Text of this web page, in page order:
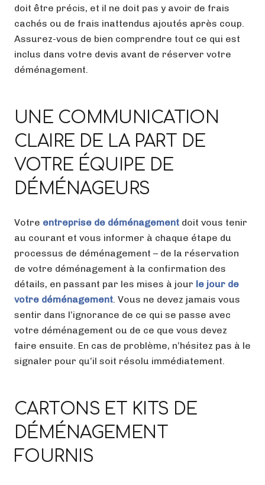
doit être précis, et il ne doit pas y avoir de frais
cachés ou de frais inattendus ajoutés après coup.
Assurez-vous de bien comprendre tout ce qui est
inclus dans votre devis avant de réserver votre
déménagement.
UNE COMMUNICATION
CLAIRE DE LA PART DE
VOTRE ÉQUIPE DE
DÉMÉNAGEURS
Votre entreprise de déménagement doit vous tenir
au courant et vous informer à chaque étape du
processus de déménagement – de la réservation
de votre déménagement à la confirmation des
détails, en passant par les mises à jour le jour de
votre déménagement . Vous ne devez jamais vous
sentir dans l’ignorance de ce qui se passe avec
votre déménagement ou de ce que vous devez
faire ensuite. En cas de problème, n’hésitez pas à le
signaler pour qu’il soit résolu immédiatement.
CARTONS ET KITS DE
DÉMÉNAGEMENT
FOURNIS